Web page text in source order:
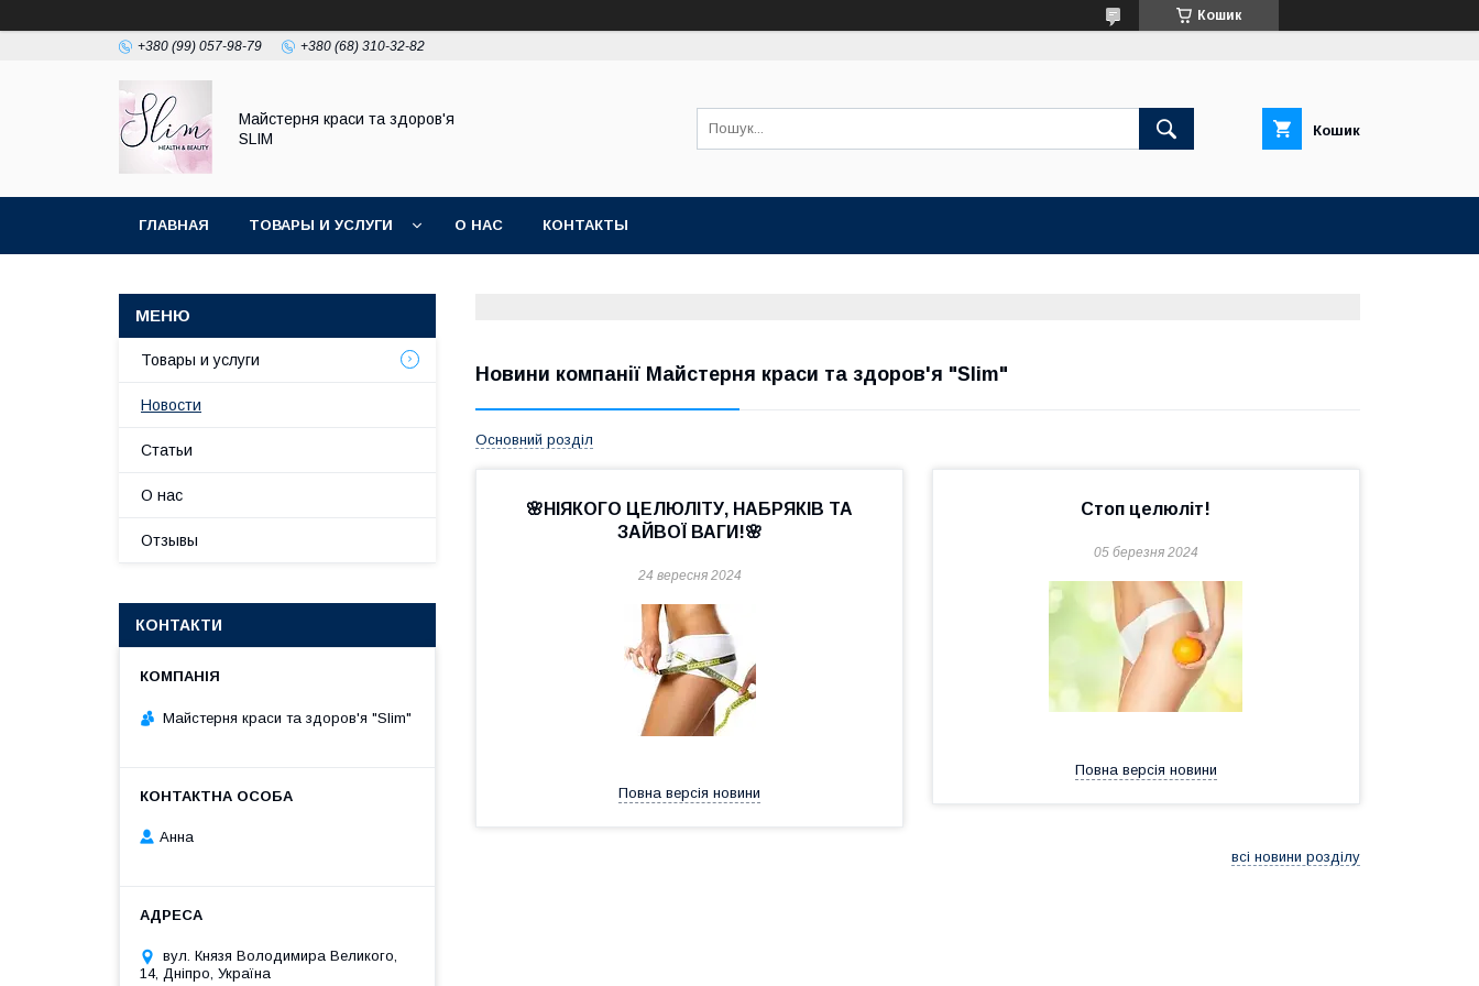
Кошик
+380 (99) 057-98-79 +380 (68) 310-32-82
Майстерня краси та здоров'я
SLIM
Кошик
ГЛАВНАЯ ТОВАРЫ И УСЛУГИ О НАС КОНТАКТЫ
Новини компанії Майстерня краси та здоров'я "Slim"
Основний розділ
🌸НІЯКОГО ЦЕЛЮЛІТУ, НАБРЯКІВ ТА
ЗАЙВОЇ ВАГИ!🌸
24 вересня 2024
Повна версія новини
Стоп целюліт!
05 березня 2024
Повна версія новини
всі новини розділу
Товары и услуги
Новости
Статьи
О нас
Отзывы
КОНТАКТИ
Майстерня краси та здоров'я "Slim"
Анна
вул. Князя Володимира Великого,
14, Дніпро, Україна